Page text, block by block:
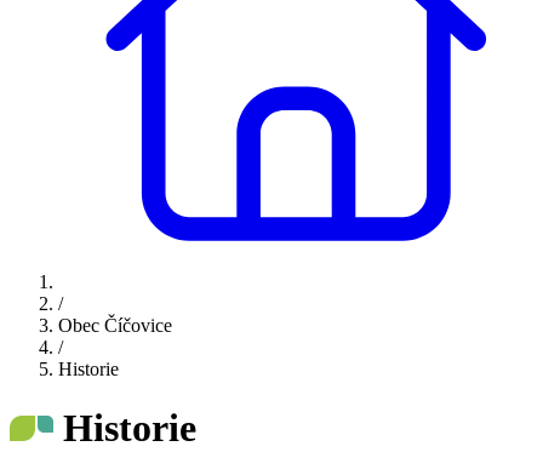
/
Obec Číčovice
/
Historie
Historie